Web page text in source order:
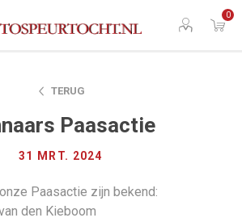
0
TERUG
Paasactie
31 MRT. 2024
Paasactie zijn bekend:
den Kieboom